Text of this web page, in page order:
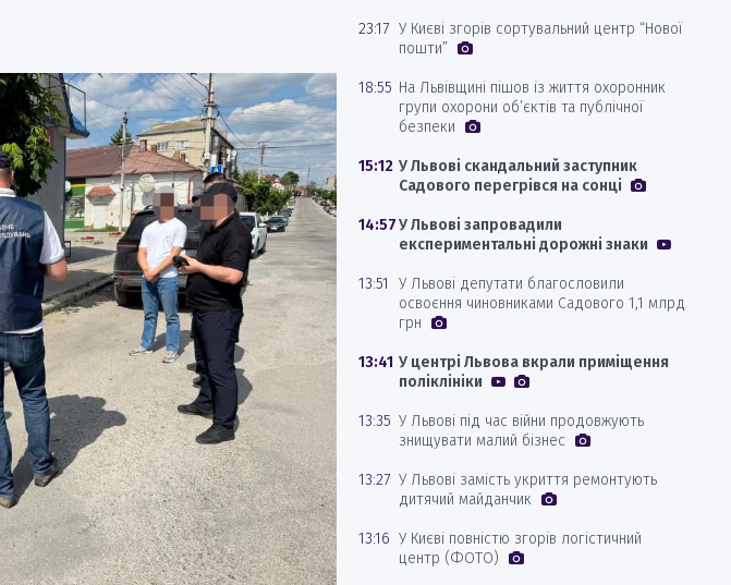
23:17 У Києві згорів сортувальний центр “Нової
пошти”
18:55 На Львівщині пішов із життя охоронник
групи охорони об’єктів та публічної
безпеки
15:12 У Львові скандальний заступник
Садового перегрівся на сонці
14:57У Львові запровадили
експериментальні дорожні знаки
13:51
У Львові депутати благословили
освоєння чиновниками Садового 1,1 млрд
грн
13:41 У центрі Львова вкрали приміщення
поліклініки
13:35 У Львові під час війни продовжують
знищувати малий бізнес
13:27 У Львові замість укриття ремонтують
дитячий майданчик
13:16 У Києві повністю згорів логістичний
центр (ФОТО)